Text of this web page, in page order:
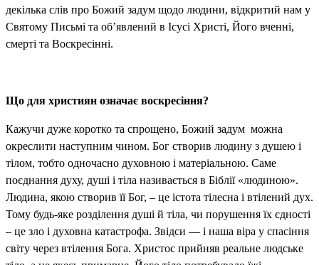
декілька слів про Божий задум щодо людини, відкритий нам у
Святому Письмі та об’явлений в Ісусі Христі, Його вченні,
смерті та Воскресінні.
Що для християн означає воскресіння?
Кажучи дуже коротко та спрощено, Божий задум можна
окреслити наступним чином. Бог створив людину з душею і
тілом, тобто одночасно духовною і матеріальною. Саме
поєднання духу, душі і тіла називається в Біблії «людиною».
Людина, якою створив її Бог, – це істота тілесна і втілений дух.
Тому будь-яке розділення душі й тіла, чи порушення їх єдності
– це зло і духовна катастрофа. Звідси — і наша віра у спасіння
світу через втілення Бога. Христос прийняв реальне людське